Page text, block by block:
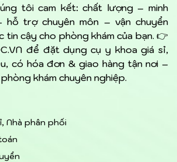
tôi cam kết: chất lượng – minh
hỗ trợ chuyên môn – vận chuyển
tin cậy cho phòng khám của bạn. 👉
để đặt dụng cụ y khoa giá sỉ,
có hóa đơn & giao hàng tận nơi –
khám chuyên nghiệp.
Nhà phân phối